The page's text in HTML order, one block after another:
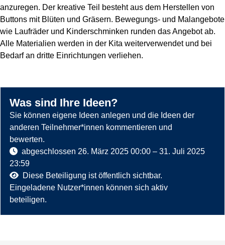
anzuregen. Der kreative Teil besteht aus dem Herstellen von
Buttons mit Blüten und Gräsern. Bewegungs- und Malangebote
wie Laufräder und Kinderschminken runden das Angebot ab.
Alle Materialien werden in der Kita weiterverwendet und bei
Bedarf an dritte Einrichtungen verliehen.
Was sind Ihre Ideen?
Sie können eigene Ideen anlegen und die Ideen der
anderen Teilnehmer*innen kommentieren und
bewerten.
abgeschlossen 26. März 2025 00:00 – 31. Juli 2025
23:59
Diese Beteiligung ist öffentlich sichtbar.
Eingeladene Nutzer*innen können sich aktiv
beteiligen.